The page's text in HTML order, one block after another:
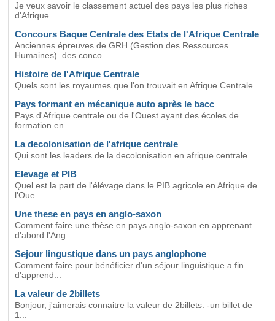
Je veux savoir le classement actuel des pays les plus riches
d'Afrique...
Concours Baque Centrale des Etats de l'Afrique Centrale
Anciennes épreuves de GRH (Gestion des Ressources
Humaines). des conco...
Histoire de l'Afrique Centrale
Quels sont les royaumes que l'on trouvait en Afrique Centrale...
Pays formant en mécanique auto après le bacc
Pays d'Afrique centrale ou de l'Ouest ayant des écoles de
formation en...
La decolonisation de l'afrique centrale
Qui sont les leaders de la decolonisation en afrique centrale...
Elevage et PIB
Quel est la part de l'élévage dans le PIB agricole en Afrique de
l'Oue...
Une these en pays en anglo-saxon
Comment faire une thèse en pays anglo-saxon en apprenant
d'abord l'Ang...
Sejour lingustique dans un pays anglophone
Comment faire pour bénéficier d'un séjour linguistique a fin
d'apprend...
La valeur de 2billets
Bonjour, j'aimerais connaitre la valeur de 2billets: -un billet de
1...